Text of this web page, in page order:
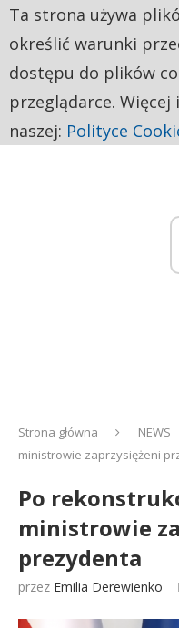
Strona główna NEWS
ministrowie zaprzysiężeni
Po
ministrowie
prezydenta
przez Emilia Derewienko
Ta strona używa
określić warunki
dostępu do plików
przeglądarce.
naszej: Polityce